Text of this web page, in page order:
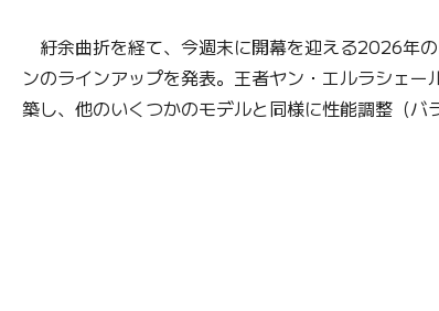
紆余曲折を経て、今週末に開幕を迎える2026年
ンのラインアップを発表。王者ヤン・エルラシェ
築し、他のいくつかのモデルと同様に性能調整（